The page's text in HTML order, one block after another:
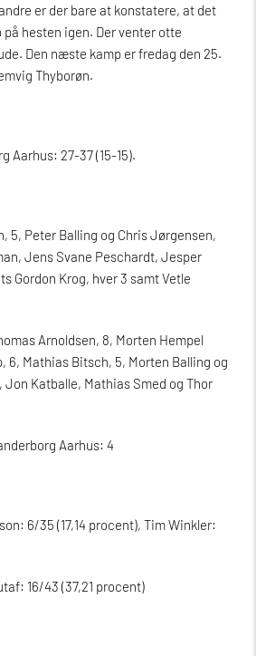
er der bare at konstatere, at det
hesten igen. Der venter otte
Den næste kamp er fredag den 25.
Thyborøn.
Aarhus: 27-37 (15-15).
5, Peter Balling og Chris Jørgensen,
Jens Svane Peschardt, Jesper
Gordon Krog, hver 3 samt Vetle
Arnoldsen, 8, Morten Hempel
6, Mathias Bitsch, 5, Morten Balling og
Jon Katballe, Mathias Smed og Thor
Aarhus: 4
6/35 (17,14 procent), Tim Winkler:
16/43 (37,21 procent)